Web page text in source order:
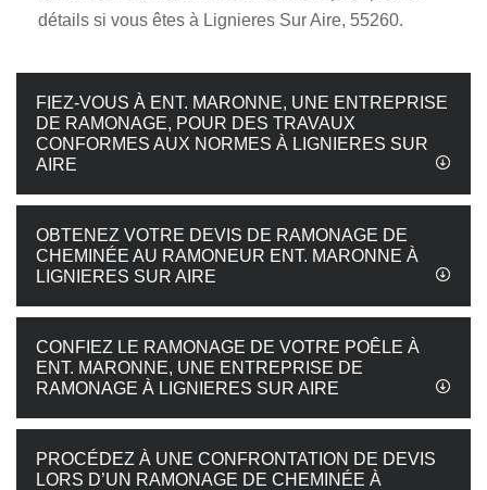
détails si vous êtes à Lignieres Sur Aire, 55260.
FIEZ-VOUS À ENT. MARONNE, UNE ENTREPRISE
DE RAMONAGE, POUR DES TRAVAUX
CONFORMES AUX NORMES À LIGNIERES SUR
AIRE
OBTENEZ VOTRE DEVIS DE RAMONAGE DE
CHEMINÉE AU RAMONEUR ENT. MARONNE À
LIGNIERES SUR AIRE
CONFIEZ LE RAMONAGE DE VOTRE POÊLE À
ENT. MARONNE, UNE ENTREPRISE DE
RAMONAGE À LIGNIERES SUR AIRE
PROCÉDEZ À UNE CONFRONTATION DE DEVIS
LORS D’UN RAMONAGE DE CHEMINÉE À